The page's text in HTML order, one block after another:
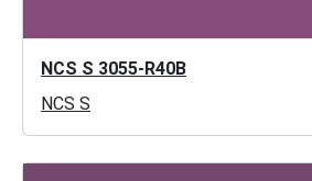
NCS S 3055-R40B
NCS S